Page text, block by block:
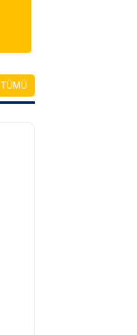
TÜMÜ